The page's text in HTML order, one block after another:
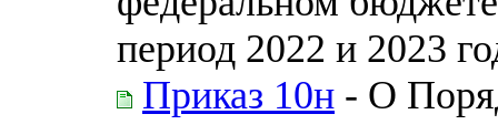
период 2022 и 2023
Приказ 10н - О